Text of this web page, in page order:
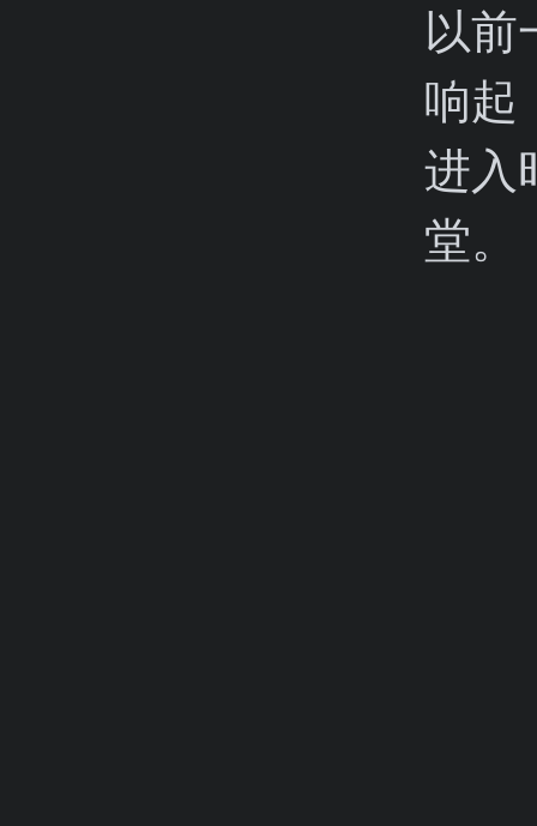
以前
响起
进入
堂。